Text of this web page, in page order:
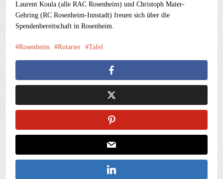
Laurent Koula (alle RAC Rosenheim) und Christoph Maier-
Gehring (RC Rosenheim-Innstadt) freuen sich über die
Spendenbereitschaft in Rosenheim.
Rosenheim Rotarier Tafel